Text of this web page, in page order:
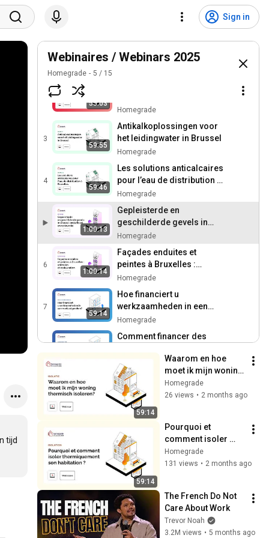
Sign in
tijd
Webinaires / Webinars 2025
Homegrade 5 / 15
54:58
De binnenterreinen van
huizenblokken in Brussel:
55:03
valoriser et les embellir ?
Homegrade
3
59:55
Antikalkoplossingen voor
het leidingwater in Brussel
Homegrade
4
59:46
Les solutions anticalcaires
pour l’eau de distribution à
Bruxelles
Homegrade
1:00:13
Gepleisterde en
geschilderde gevels in
Brussel: onderhoud en
Homegrade
6
1:00:14
Façades enduites et
peintes à Bruxelles :
entretien et restauration
Homegrade
7
59:14
Hoe financiert u
werkzaamheden in een
mede-eigendom?
Homegrade
Comment financer des
Homegrade
58:54
Leem: een interessant
alternatief bij renovatie
Homegrade
10
Hoe kan ik energiedelen
starten binnen mijn mede-
eigendom?
Homegrade
Comment mettre en place
un partage d’énergie au
sein de ma copropriété ?
Homegrade
12
51:50
Een woning die aangepast
is en toegankelijk voor
iedereen
Homegrade
59:14
Waarom en hoe
moet ik mijn woning
thermisch isoleren?
Homegrade
26 views • 2 months ago
59:14
Pourquoi et
comment isoler
thermiquement son
habitation ?
Homegrade
131 views • 2 months ago
The French Do Not
Care About Work
Trevor Noah
3.2M views • 5 months ago